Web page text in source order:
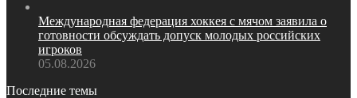
Международная федерация хоккея с мячом заявила о
готовности обсуждать допуск молодых российских
игроков
05.08.2026
Последние темы